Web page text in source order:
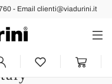
- Email clienti@viadurini.it
Design
da Muro